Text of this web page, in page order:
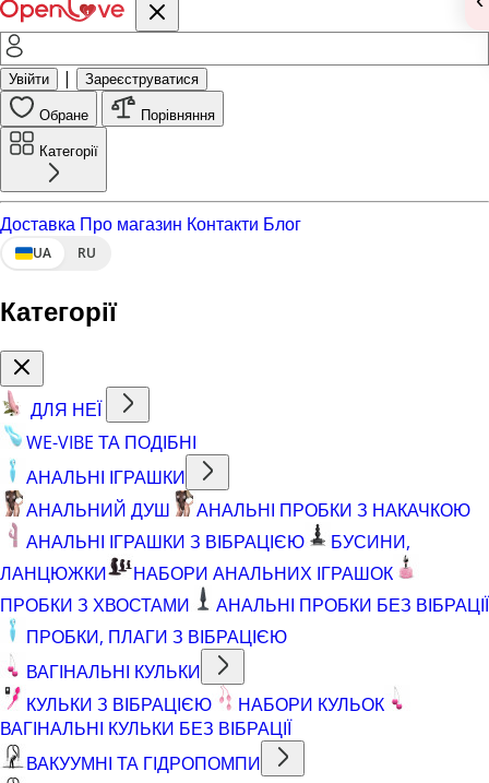
Увійти | Зареєструватися
Обране Порівняння
Категорії
Доставка Про магазин Контакти Блог
UA RU
Категорії
ДЛЯ НЕЇ
WE-VIBE ТА ПОДІБНІ
АНАЛЬНІ ІГРАШКИ
АНАЛЬНИЙ ДУШ
АНАЛЬНІ ПРОБКИ З НАКАЧКОЮ
АНАЛЬНІ ІГРАШКИ З ВІБРАЦІЄЮ
БУСИНИ,
ЛАНЦЮЖКИ
НАБОРИ АНАЛЬНИХ ІГРАШОК
ПРОБКИ З ХВОСТАМИ
АНАЛЬНІ ПРОБКИ БЕЗ ВІБРАЦІЇ
ПРОБКИ, ПЛАГИ З ВІБРАЦІЄЮ
ВАГІНАЛЬНІ КУЛЬКИ
КУЛЬКИ З ВІБРАЦІЄЮ
НАБОРИ КУЛЬОК
ВАГІНАЛЬНІ КУЛЬКИ БЕЗ ВІБРАЦІЇ
ВАКУУМНІ ТА ГІДРОПОМПИ